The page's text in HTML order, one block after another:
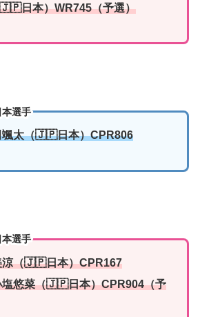
日本）WR745（予選）
本選手
太（🇯🇵日本）CPR806
選手
涼（🇯🇵日本）CPR167
塩悠菜（🇯🇵日本）CPR904（予